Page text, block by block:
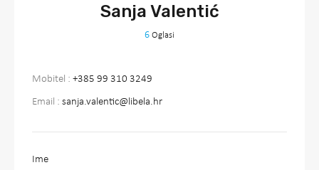
Sanja Valentić
6 Oglasi
Mobitel : +385 99 310 3249
Email : sanja.valentic@libela.hr
Ime